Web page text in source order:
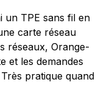
un TPE sans fil en
carte réseau
réseaux, Orange-
et les demandes
pratique quand